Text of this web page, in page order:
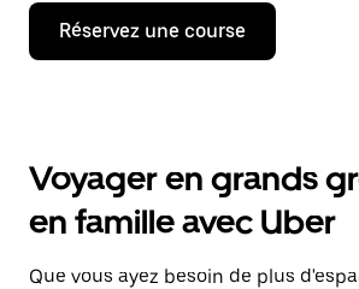
Réservez une course
Voyager en grands
en famille avec Uber
Que vous ayez besoin de plus